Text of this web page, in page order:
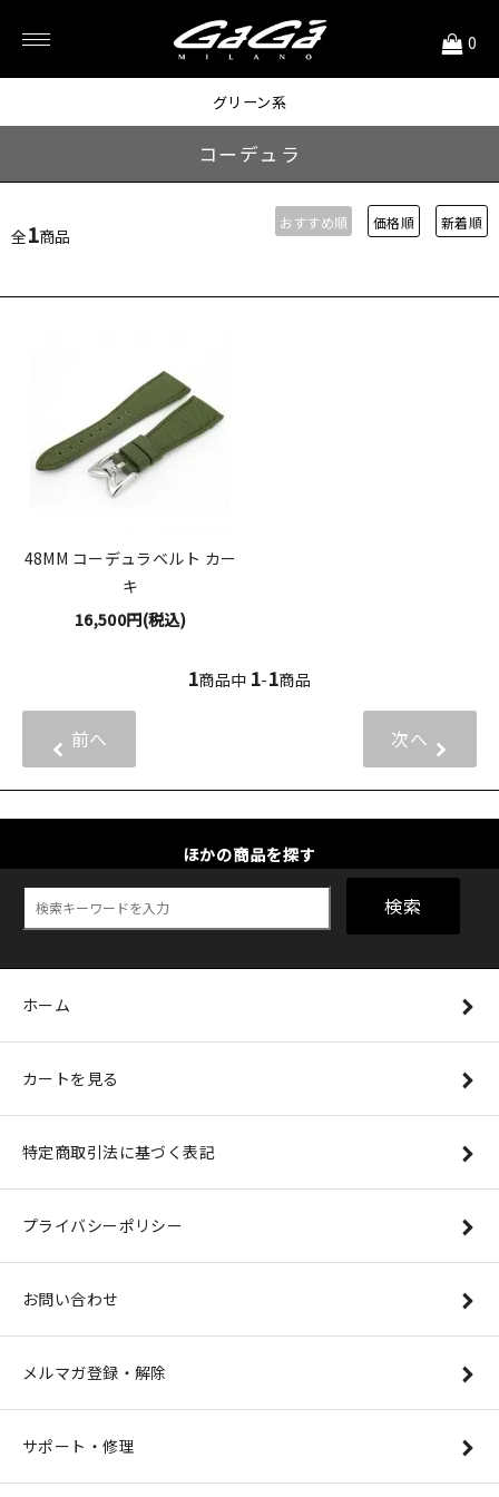
0
48mm用
グリーン系
コーデュラ
全1商品
おすすめ順 価格順 新着順
48MM コーデュラベルト カー
キ
16,500円(税込)
1商品中 1-1商品
前へ 次へ
ほかの商品を探す
検索
ホーム
カートを見る
特定商取引法に基づく表記
プライバシーポリシー
お問い合わせ
メルマガ登録・解除
サポート・修理